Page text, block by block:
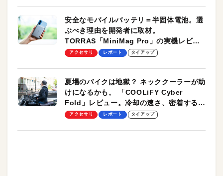
安全なモバイルバッテリ＝半固体電池。選
ぶべき理由を開発者に取材。
TORRAS「MiniMag Pro」の実機レビュ
ーも
アクセサリ レポート タイアップ
夏場のバイクは地獄？ ネッククーラーが助
けになるかも。 「COOLiFY Cyber
Fold」レビュー。冷却の速さ、密着する冷
却プレート、シンプルな操作性がグッド！
アクセサリ レポート タイアップ